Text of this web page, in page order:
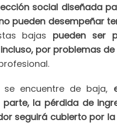
social diseñada
pueden desempeñar
bajas pueden ser
por problemas
encuentre de baja,
la pérdida de
seguirá cubierto por la